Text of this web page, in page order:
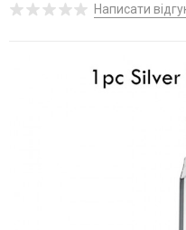
Написати